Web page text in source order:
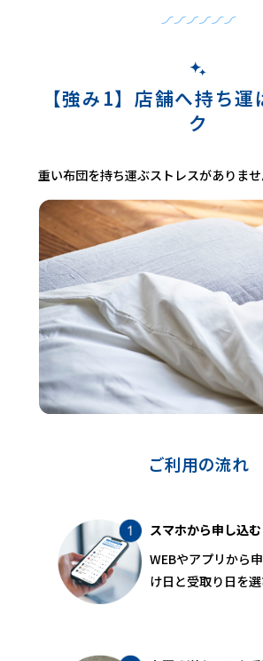
【強み1】店舗へ持ち運
ク
重い布団を持ち運ぶストレスがありま
ご利用の流れ
スマホから申し込む
WEBやアプリから
け日と受取り日を選